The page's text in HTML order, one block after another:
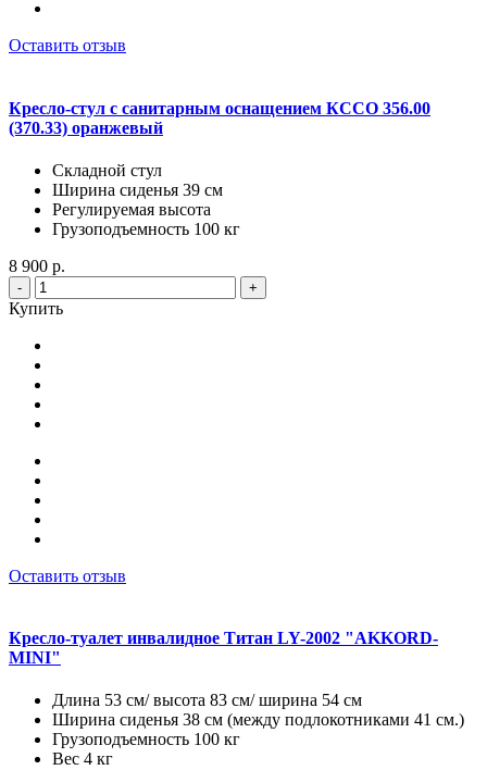
Оставить отзыв
Кресло-стул с санитарным оснащением КССО 356.00
(370.33) оранжевый
Складной стул
Ширина сиденья 39 см
Регулируемая высота
Грузоподъемность 100 кг
8 900 р.
- +
Купить
Оставить отзыв
Кресло-туалет инвалидное Титан LY-2002 "AKKORD-
MINI"
Длина 53 см/ высота 83 см/ ширина 54 см
Ширина сиденья 38 см (между подлокотниками 41 см.)
Грузоподъемность 100 кг
Вес 4 кг